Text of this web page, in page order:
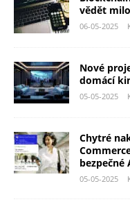
vědět
06-05-2025
Nové
domácí
05-05-2025
Chytré
bezpečné
05-05-2025